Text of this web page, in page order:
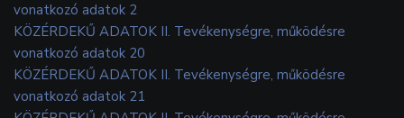
vonatkozó adatok 2
KÖZÉRDEKŰ ADATOK II. Tevékenységre, működésre
vonatkozó adatok 20
KÖZÉRDEKŰ ADATOK II. Tevékenységre, működésre
vonatkozó adatok 21